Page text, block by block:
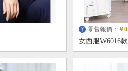
零售報價： ￥0
女西服W6016款